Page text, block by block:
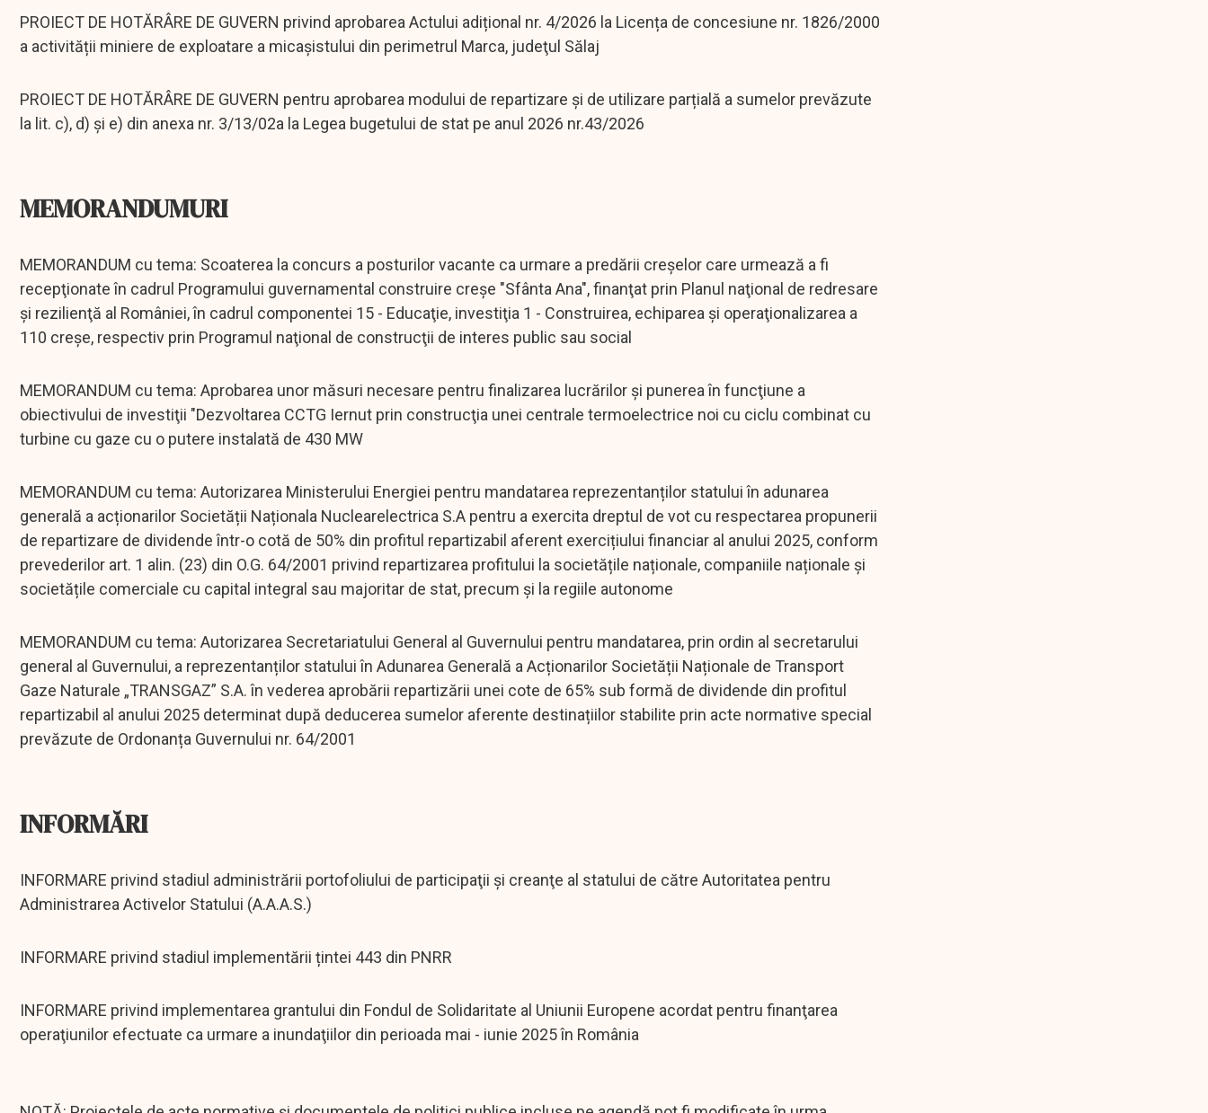
PROIECT DE HOTĂRÂRE DE GUVERN privind aprobarea Actului adițional nr. 4/2026 la Licența de concesiune nr. 1826/2000
a activității miniere de exploatare a micașistului din perimetrul Marca, judeţul Sălaj
PROIECT DE HOTĂRÂRE DE GUVERN pentru aprobarea modului de repartizare şi de utilizare parțială a sumelor prevăzute
la lit. c), d) și e) din anexa nr. 3/13/02a la Legea bugetului de stat pe anul 2026 nr.43/2026
MEMORANDUMURI
MEMORANDUM cu tema: Scoaterea la concurs a posturilor vacante ca urmare a predării creşelor care urmează a fi
recepţionate în cadrul Programului guvernamental construire creşe "Sfânta Ana", finanţat prin Planul naţional de redresare
şi rezilienţă al României, în cadrul componentei 15 - Educaţie, investiţia 1 - Construirea, echiparea şi operaţionalizarea a
110 creşe, respectiv prin Programul naţional de construcţii de interes public sau social
MEMORANDUM cu tema: Aprobarea unor măsuri necesare pentru finalizarea lucrărilor şi punerea în funcţiune a
obiectivului de investiţii "Dezvoltarea CCTG Iernut prin construcţia unei centrale termoelectrice noi cu ciclu combinat cu
turbine cu gaze cu o putere instalată de 430 MW
MEMORANDUM cu tema: Autorizarea Ministerului Energiei pentru mandatarea reprezentanților statului în adunarea
generală a acționarilor Societății Naționala Nuclearelectrica S.A pentru a exercita dreptul de vot cu respectarea propunerii
de repartizare de dividende într-o cotă de 50% din profitul repartizabil aferent exercițiului financiar al anului 2025, conform
prevederilor art. 1 alin. (23) din O.G. 64/2001 privind repartizarea profitului la societățile naționale, companiile naționale și
societățile comerciale cu capital integral sau majoritar de stat, precum și la regiile autonome
MEMORANDUM cu tema: Autorizarea Secretariatului General al Guvernului pentru mandatarea, prin ordin al secretarului
general al Guvernului, a reprezentanților statului în Adunarea Generală a Acționarilor Societății Naționale de Transport
Gaze Naturale „TRANSGAZ” S.A. în vederea aprobării repartizării unei cote de 65% sub formă de dividende din profitul
repartizabil al anului 2025 determinat după deducerea sumelor aferente destinațiilor stabilite prin acte normative special
prevăzute de Ordonanța Guvernului nr. 64/2001
INFORMĂRI
INFORMARE privind stadiul administrării portofoliului de participaţii şi creanţe al statului de către Autoritatea pentru
Administrarea Activelor Statului (A.A.A.S.)
INFORMARE privind stadiul implementării țintei 443 din PNRR
INFORMARE privind implementarea grantului din Fondul de Solidaritate al Uniunii Europene acordat pentru finanţarea
operaţiunilor efectuate ca urmare a inundaţiilor din perioada mai - iunie 2025 în România